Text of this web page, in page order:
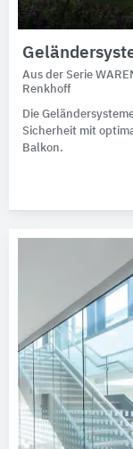
Aus der Serie
Renkhoff
Die
Sicherheit mit
Balkon.